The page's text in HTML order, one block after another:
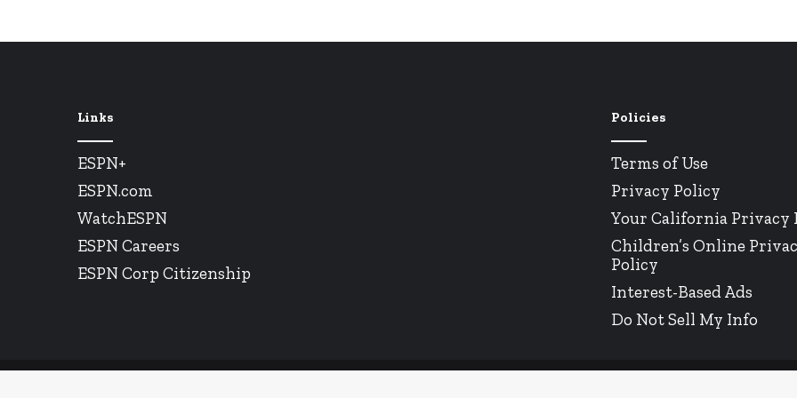
Links
ESPN+
ESPN.com
WatchESPN
ESPN Careers
ESPN Corp Citizenship
Policies
Terms of Use
Privacy Policy
Your California Privacy
Children’s Online
Policy
Interest-Based Ads
Do Not Sell My Info